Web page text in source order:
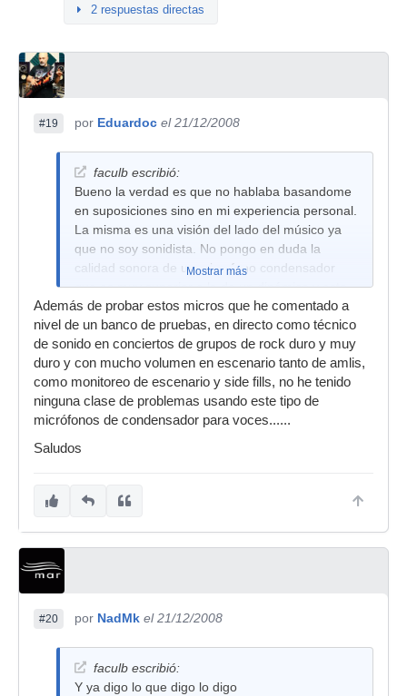
hace falta, además de ser estos agudos mucho
Que pueda entrar más o menos ruido de los
de lo cerca o lejos que use el micrófono, todo es
muy relativo, pero se están suponiendo cosas
que no son o se están exagerando suposiciones
sin haberlo probado.....
Saludos
2 respuestas directas
#19 por Eduardoc el 21/12/2008
faculb escribió:
Bueno la verdad es que no hablaba basandome
en suposiciones sino en mi experiencia personal.
La misma es una visión del lado del músico ya
que no soy sonidista. No pongo en duda la
calidad sonora de un microfono condensador
que es muy superior a la de un dinámico y esto
no lo discuto ya que es asi. Lo que te digo es
que llevo tocando en escenarios( desde al
menos el año 1989, digamos unos cuantos años
ya) y siempre se han tornado inusables los mics
de condensador para la voz en un escenario
donde tienes 2 guitarras con equipos de
100watts un y un baterista intenta sonar a nivel.
Mostrar más
Además de probar estos micros que he comentado a
nivel de un banco de pruebas, en directo como técnico
de sonido en conciertos de grupos de rock duro y muy
duro y con mucho volumen en escenario tanto de amlis,
como monitoreo de escenario y side fills, no he tenido
ninguna clase de problemas usando este tipo de
micrófonos de condensador para voces......
Saludos
#20 por NadMk el 21/12/2008
faculb escribió:
Y ya digo lo que digo lo digo